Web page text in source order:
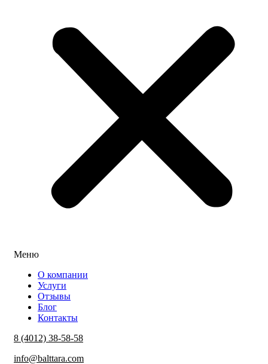
Меню
О компании
Услуги
Отзывы
Блог
Контакты
8 (4012) 38-58-58
info@balttara.com